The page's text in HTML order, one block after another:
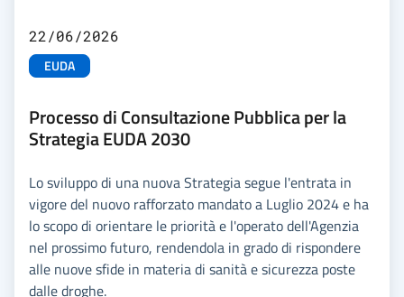
EUDA
22/06/2026
Processo di Consultazione Pubblica per la
Strategia EUDA 2030
Lo sviluppo di una nuova Strategia segue l'entrata in
vigore del nuovo rafforzato mandato a Luglio 2024 e ha
lo scopo di orientare le priorità e l'operato dell'Agenzia
nel prossimo futuro, rendendola in grado di rispondere
alle nuove sfide in materia di sanità e sicurezza poste
dalle droghe.